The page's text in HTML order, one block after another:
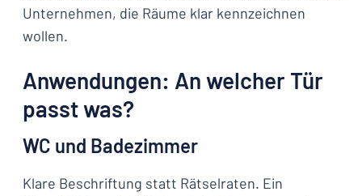
Unternehmen, die Räume klar kennzeichnen
wollen.
Anwendungen: An welcher Tür
passt was?
WC und Badezimmer
Klare Beschriftung statt Rätselraten. Ein